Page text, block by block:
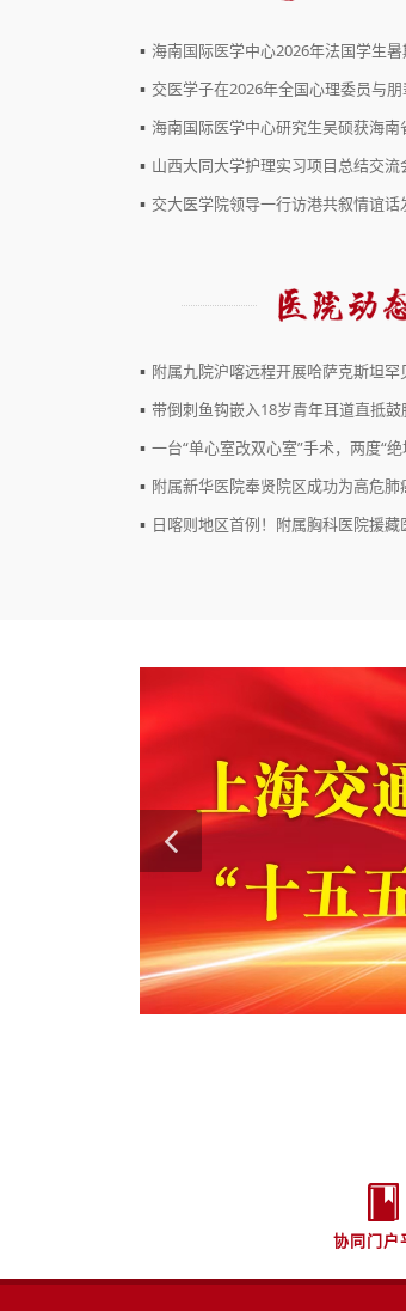
▪ 海南国际医学中心2026年法国学生
▪ 交医学子在2026年全国心理委员与朋辈
▪ 海南国际医学中心研究生吴硕获海南省科
▪ 山西大同大学护理实习项目总结交
▪ 交大医学院领导一行访港共叙情谊话
▪ 附属九院沪喀远程开展哈萨克斯坦
▪ 带倒刺鱼钩嵌入18岁青年耳道直抵鼓膜
▪ 一台“单心室改双心室”手术，两度“
▪ 附属新华医院奉贤院区成功为高危肺癌
▪ 日喀则地区首例！附属胸科医院援藏医
协同门户